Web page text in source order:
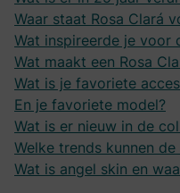
Waar staat Rosa Clará
Wat inspireerde je voor
Wat maakt een Rosa
Wat is je favoriete
En je favoriete model?
Wat is er nieuw in de
Welke trends kunnen
Wat is angel skin en